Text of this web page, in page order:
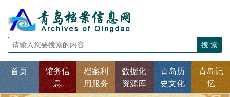
搜 索
首页
馆务信
息
档案利
用服务
数据化
资源库
青岛历
史文化
青岛记
忆